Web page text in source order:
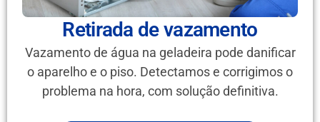
Retirada de vazamento
Vazamento de água na geladeira pode danificar
o aparelho e o piso. Detectamos e corrigimos o
problema na hora, com solução definitiva.